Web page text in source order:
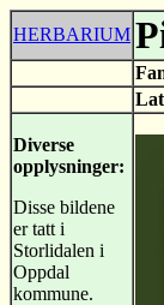
HERBARIUM
Diverse
opplysninger:
Disse bildene
er tatt i
Storlidalen i
Oppdal
kommune.